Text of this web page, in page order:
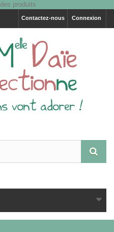
Connexion
Contactez-nous